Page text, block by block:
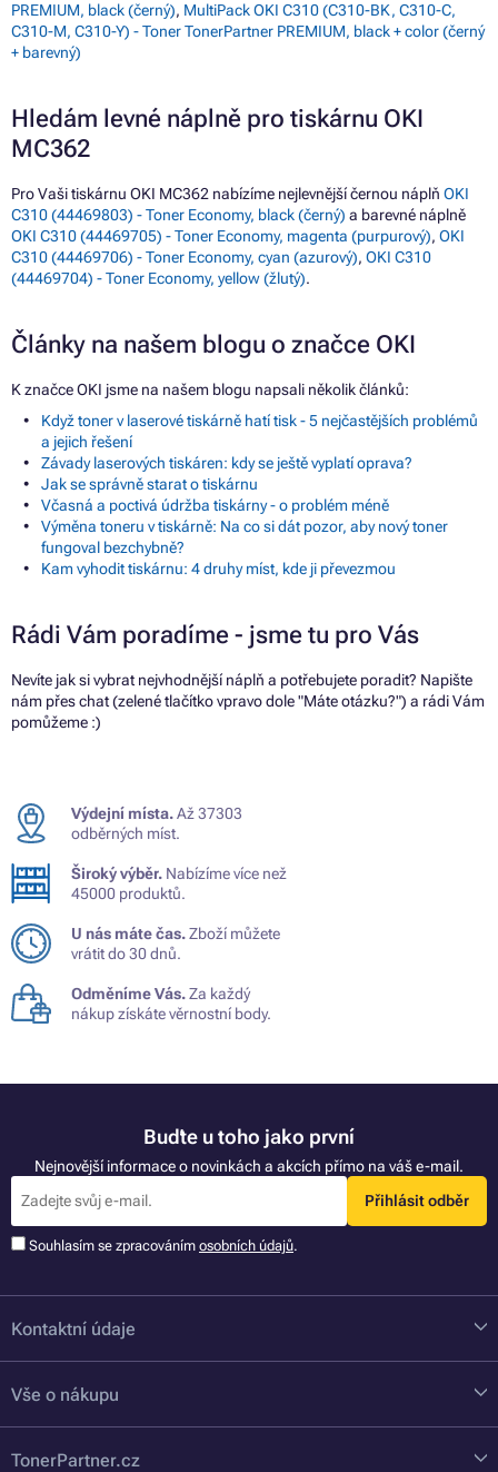
PREMIUM, black (černý), MultiPack OKI C310 (C310-BK, C310-C,
C310-M, C310-Y) - Toner TonerPartner PREMIUM, black + color (černý
+ barevný)
Hledám levné náplně pro tiskárnu OKI
MC362
Pro Vaši tiskárnu OKI MC362 nabízíme nejlevnější černou náplň OKI
C310 (44469803) - Toner Economy, black (černý) a barevné náplně
OKI C310 (44469705) - Toner Economy, magenta (purpurový), OKI
C310 (44469706) - Toner Economy, cyan (azurový), OKI C310
(44469704) - Toner Economy, yellow (žlutý).
Články na našem blogu o značce OKI
K značce OKI jsme na našem blogu napsali několik článků:
Když toner v laserové tiskárně hatí tisk - 5 nejčastějších problémů
a jejich řešení
Závady laserových tiskáren: kdy se ještě vyplatí oprava?
Jak se správně starat o tiskárnu
Včasná a poctivá údržba tiskárny - o problém méně
Výměna toneru v tiskárně: Na co si dát pozor, aby nový toner
fungoval bezchybně?
Kam vyhodit tiskárnu: 4 druhy míst, kde ji převezmou
Rádi Vám poradíme - jsme tu pro Vás
Nevíte jak si vybrat nejvhodnější náplň a potřebujete poradit? Napište
nám přes chat (zelené tlačítko vpravo dole "Máte otázku?") a rádi Vám
pomůžeme :)
Výdejní místa.Až 37303
odběrných míst.
Široký výběr. Nabízíme více než
45000 produktů.
U nás máte čas.Zboží můžete
vrátit do 30 dnů.
Odměníme Vás.Za každý
nákup získáte věrnostní body.
Buďte u toho jako první
Nejnovější informace o novinkách a akcích přímo na váš e-mail.
Přihlásit odběr
Souhlasím se zpracováním osobních údajů.
Kontaktní údaje
Vše o nákupu
TonerPartner.cz